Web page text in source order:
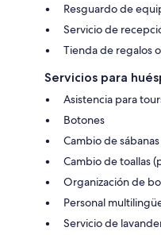
Resguardo de
Servicio de
Tienda de regalos
Servicios para
Asistencia para
Botones
Cambio de
Cambio de toallas
Organización de
Personal
Servicio de